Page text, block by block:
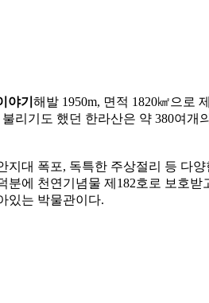
야기 해발 1950m, 면적 1820㎢으로
리기도 했던 한라산은 약 380여
지대 폭포, 독특한 주상절리 등 다
분에 천연기념물 제182호로 보호
있는 박물관이다.